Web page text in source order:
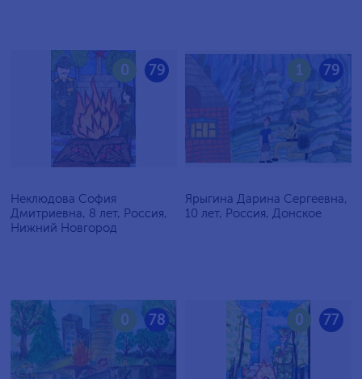
79
0
Неклюдова София
Дмитриевна, 8 лет, Россия,
Нижний Новгород
79
1
Ярыгина Дарина Сергеевна,
10 лет, Россия, Донское
78
0 77
0